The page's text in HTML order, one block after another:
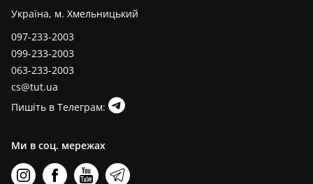
Україна, м. Хмельницький
097-233-2003
099-233-2003
063-233-2003
cs@tut.ua
Пишіть в Телеграм:
Ми в соц. мережах